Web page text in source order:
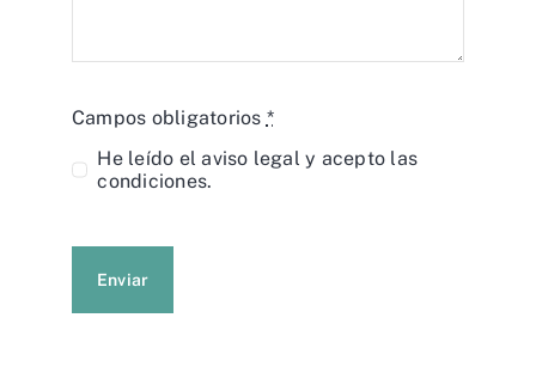
Campos obligatorios *
He leído elaviso legal y acepto las
condiciones.
Enviar